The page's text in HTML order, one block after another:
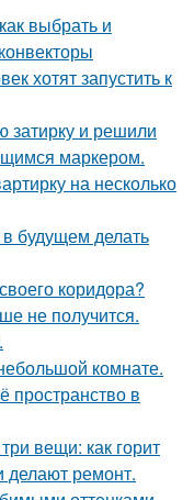
выбрать и
хотят запустить к
затирку и решили
маркером.
на несколько
будущем делать
коридора?
не получится.
комнате.
пространство в
вещи: как горит
делают ремонт.